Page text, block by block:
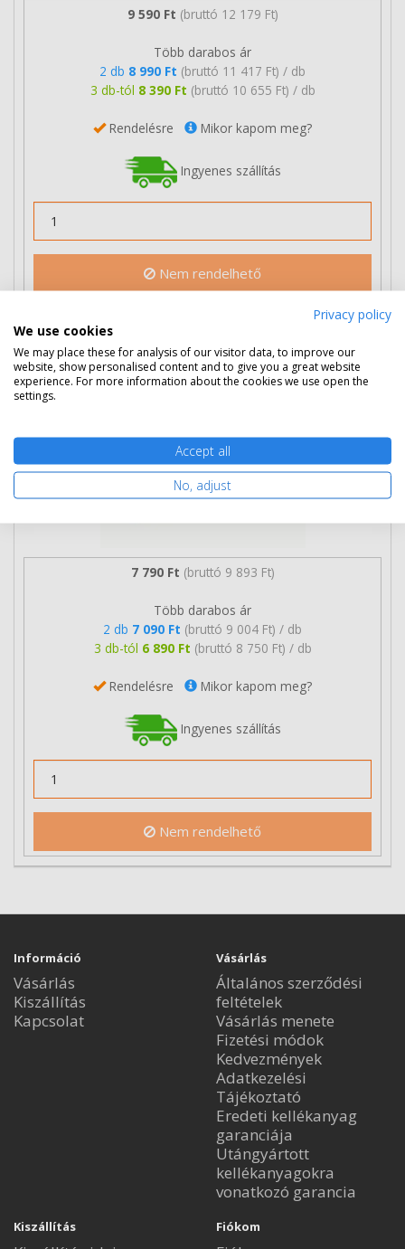
9 590 Ft (bruttó 12 179 Ft)
Több darabos ár
2 db 8 990 Ft (bruttó 11 417 Ft) / db
3 db-tól 8 390 Ft (bruttó 10 655 Ft) / db
Rendelésre Mikor kapom meg?
Ingyenes szállítás
Nem rendelhető
Eredeti kellékek
Philips PFA 351 faxfilm
7 790 Ft (bruttó 9 893 Ft)
Több darabos ár
2 db 7 090 Ft (bruttó 9 004 Ft) / db
3 db-tól 6 890 Ft (bruttó 8 750 Ft) / db
Rendelésre Mikor kapom meg?
Ingyenes szállítás
Nem rendelhető
Információ
Vásárlás
Kiszállítás
Kapcsolat
Vásárlás
Általános szerződési
feltételek
Vásárlás menete
Fizetési módok
Kedvezmények
Adatkezelési
Tájékoztató
Eredeti kellékanyag
garanciája
Utángyártott
kellékanyagokra
vonatkozó garancia
Kiszállítás Fiókom
Privacy policy
We use cookies
We may place these for analysis of our visitor data, to improve our
website, show personalised content and to give you a great website
experience. For more information about the cookies we use open the
settings.
Accept all
No, adjust